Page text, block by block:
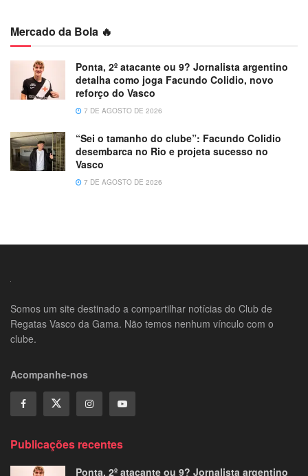
Mercado da Bola 🔥
Ponta, 2º atacante ou 9? Jornalista argentino
detalha como joga Facundo Colidio, novo
reforço do Vasco
7 DE AGOSTO DE 2026
“Sei o tamanho do clube”: Facundo Colidio
desembarca no Rio e projeta sucesso no
Vasco
7 DE AGOSTO DE 2026
Somos um site destinado a compartilhar notícias do Club de
Regatas Vasco da Gama. Não temos nenhum vínculo com o
clube.
Acompanhe-nos
Publicações recentes
Ponta, 2º atacante ou 9? Jornalista argentino